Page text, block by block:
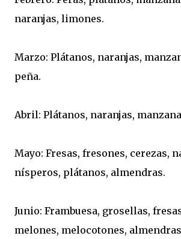
naranjas, limones.
Marzo: Plátanos, naranjas,
peña.
Abril: Plátanos, naranjas,
Mayo: Fresas, fresones, cerezas,
nísperos, plátanos, almendras.
Junio: Frambuesa, grosellas,
melones, melocotones,